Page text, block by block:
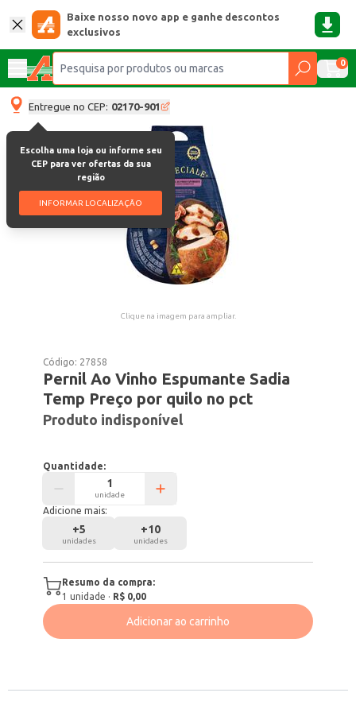
Baixe nosso novo app e ganhe descontos
exclusivos
0
Entregue no CEP: 02170-901
Escolha uma loja ou informe seu
CEP para ver ofertas da sua
região
INFORMAR LOCALIZAÇÃO
Clique na imagem para ampliar.
Código: 27858
Pernil Ao Vinho Espumante Sadia
Temp Preço por quilo no pct
Produto indisponível
Quantidade:
unidade
Adicione mais:
+5
unidades
+10
unidades
Resumo da compra:
1 unidade · R$ 0,00
Adicionar ao carrinho